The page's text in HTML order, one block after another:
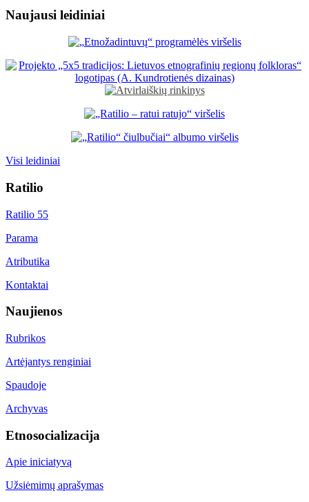
Naujausi leidiniai
Visi leidiniai
Ratilio
Ratilio 55
Parama
Atributika
Kontaktai
Naujienos
Rubrikos
Artėjantys renginiai
Spaudoje
Archyvas
Etnosocializacija
Apie iniciatyvą
Užsiėmimų aprašymas